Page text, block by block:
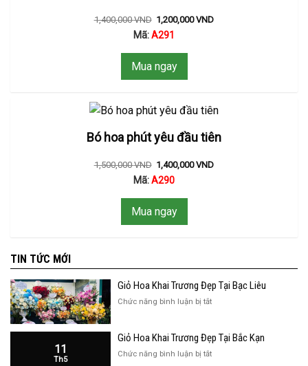
1,400,000VND 1,200,000VND
Mã:A291
Mua ngay
Bó hoa phút yêu đầu tiên
1,500,000VND 1,400,000VND
Mã:A290
Mua ngay
TIN TỨC MỚI
Giỏ Hoa Khai Trương Đẹp Tại Bạc Liêu
Chức năng bình luận bị tắtở
Khai
Đẹp
11
Th5
Giỏ Hoa Khai Trương Đẹp Tại Bắc Kạn
Chức năng bình luận bị tắtở